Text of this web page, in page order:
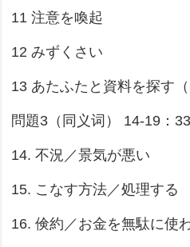
11 注意を喚起
12 みずくさい
13 あたふたと資料を探す
問題3（同义词） 14-19：
14. 不況／景気が悪い
15. こなす方法／処理する
16. 倹約／お金を無駄に使